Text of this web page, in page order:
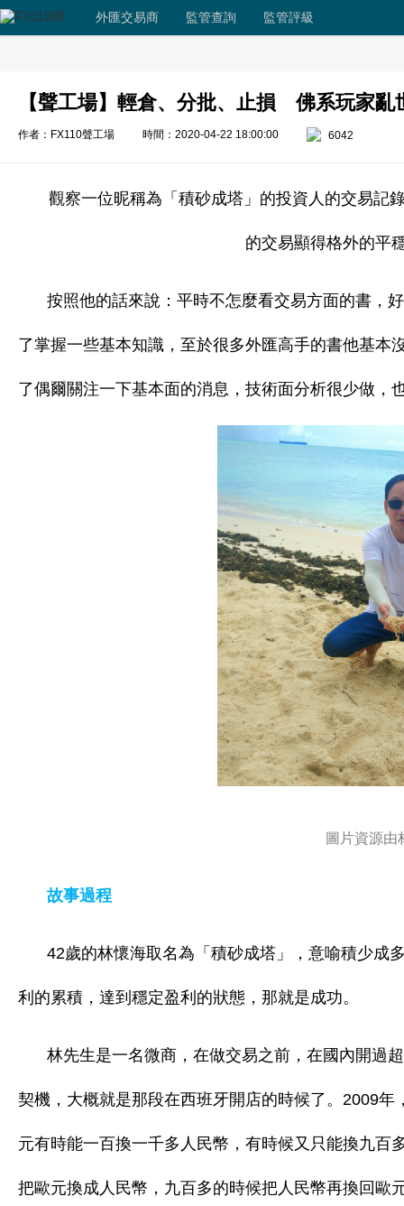
外匯交易商 監管查詢 監管評級
【聲工場】輕倉、分批、止損 佛系玩家亂
作者：FX110聲工場 時間：2020-04-22 18:00:00 6042
觀察一位昵稱為「積砂成塔」的投資人的交易記
的交易顯得格外的平
按照他的話來說：平時不怎麼看交易方面的書，
了掌握一些基本知識，至於很多外匯高手的書他基本
了偶爾關注一下基本面的消息，技術面分析很少做，
圖片資源由
故事過程
42歲的林懷海取名為「積砂成塔」，意喻積少成
利的累積，達到穩定盈利的狀態，那就是成功。
林先生是一名微商，在做交易之前，在國內開過
契機，大概就是那段在西班牙開店的時候了。2009
元有時能一百換一千多人民幣，有時候又只能換九百
把歐元換成人民幣，九百多的時候把人民幣再換回歐